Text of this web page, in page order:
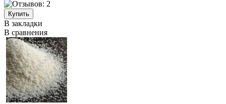
В закладки
В сравнения